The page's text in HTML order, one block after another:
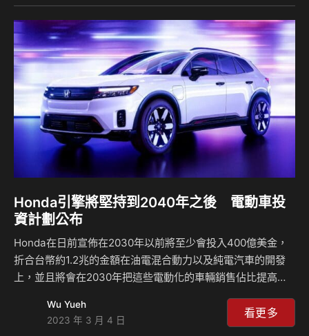
多人都認為現在的汽車市場已經是純電世代，不過在今年的東
京改裝車展上，依舊可以看到許多燃油引擎車款的展示，包括
Toyota也是如此，這當然與他們的計劃有所關聯，該品牌集
團的會長豐田章男也在公開演說時直接表示，Toyota正在開
發下一代的燃油引擎車款，而…
Honda引擎將堅持到2040年之後 電動車投
資計劃公布
Honda在日前宣佈在2030年以前將至少會投入400億美金，
折合台幣約1.2兆的金額在油電混合動力以及純電汽車的開發
上，並且將會在2030年把這些電動化的車輛銷售佔比提高到
福斯或是Toyota等競爭對手，不論在純電汽車的發展或者是
電池科技的進步都明顯更有優勢，因此Honda若是想要追上的
Wu Yueh
2023 年 3 月 4 日
看更多